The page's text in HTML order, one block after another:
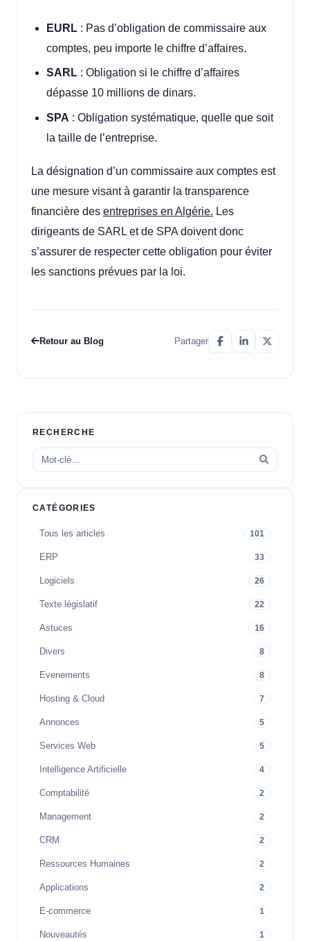
EURL : Pas d’obligation de commissaire aux
comptes, peu importe le chiffre d’affaires.
SARL : Obligation si le chiffre d’affaires
dépasse 10 millions de dinars.
SPA : Obligation systématique, quelle que soit
la taille de l’entreprise.
La désignation d’un commissaire aux comptes est
une mesure visant à garantir la transparence
financière des entreprises en Algérie. Les
dirigeants de SARL et de SPA doivent donc
s’assurer de respecter cette obligation pour éviter
les sanctions prévues par la loi.
Retour au Blog Partager
RECHERCHE
CATÉGORIES
Tous les articles 101
ERP 33
Logiciels 26
Texte législatif 22
Astuces 16
Divers 8
Evenements 8
Hosting & Cloud 7
Annonces 5
Services Web 5
Intelligence Artificielle 4
Comptabilité 2
Management 2
CRM 2
Ressources Humaines 2
Applications 2
E-commerce 1
Nouveautés 1